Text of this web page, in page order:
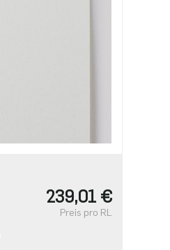
239,01 €
Preis pro RL